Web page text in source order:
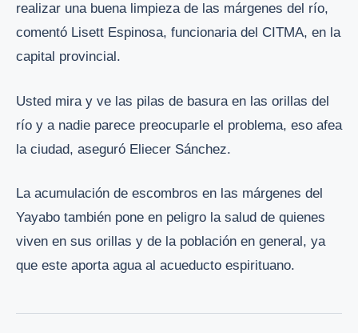
realizar una buena limpieza de las márgenes del río,
comentó Lisett Espinosa, funcionaria del CITMA, en la
capital provincial.
Usted mira y ve las pilas de basura en las orillas del
río y a nadie parece preocuparle el problema, eso afea
la ciudad, aseguró Eliecer Sánchez.
La acumulación de escombros en las márgenes del
Yayabo también pone en peligro la salud de quienes
viven en sus orillas y de la población en general, ya
que este aporta agua al acueducto espirituano.